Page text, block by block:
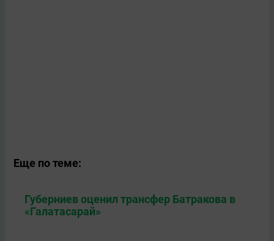
Еще по теме:
Губерниев оценил трансфер Батракова в
«Галатасарай»